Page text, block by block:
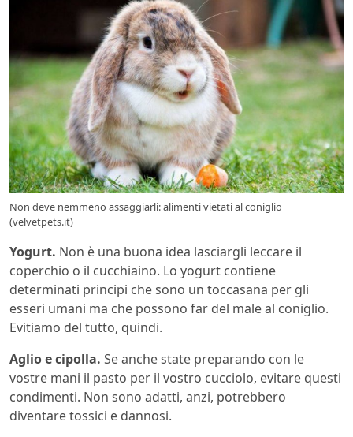
Non deve nemmeno assaggiarli: alimenti vietati al coniglio
(velvetpets.it)
Yogurt. Non è una buona idea lasciargli leccare il
coperchio o il cucchiaino. Lo yogurt contiene
determinati principi che sono un toccasana per gli
esseri umani ma che possono far del male al coniglio.
Evitiamo del tutto, quindi.
Aglio e cipolla. Se anche state preparando con le
vostre mani il pasto per il vostro cucciolo, evitare questi
condimenti. Non sono adatti, anzi, potrebbero
diventare tossici e dannosi.